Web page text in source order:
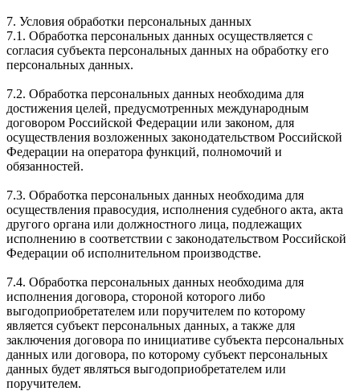
7. Условия обработки персональных данных
7.1. Обработка персональных данных осуществляется с
согласия субъекта персональных данных на обработку его
персональных данных.
7.2. Обработка персональных данных необходима для
достижения целей, предусмотренных международным
договором Российской Федерации или законом, для
осуществления возложенных законодательством Российской
Федерации на оператора функций, полномочий и
обязанностей.
7.3. Обработка персональных данных необходима для
осуществления правосудия, исполнения судебного акта, акта
другого органа или должностного лица, подлежащих
исполнению в соответствии с законодательством Российской
Федерации об исполнительном производстве.
7.4. Обработка персональных данных необходима для
исполнения договора, стороной которого либо
выгодоприобретателем или поручителем по которому
является субъект персональных данных, а также для
заключения договора по инициативе субъекта персональных
данных или договора, по которому субъект персональных
данных будет являться выгодоприобретателем или
поручителем.